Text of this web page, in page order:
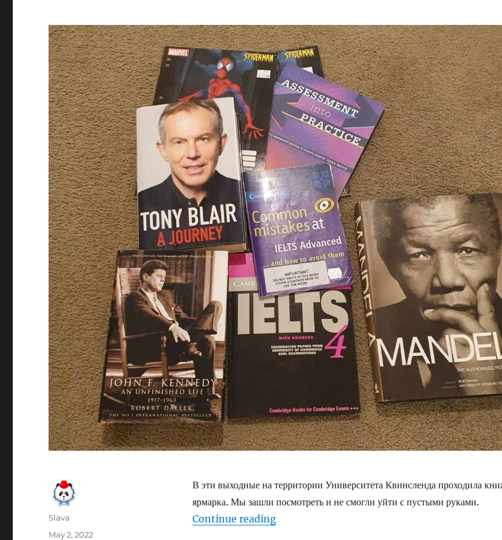
В эти выходные на территории Университета Квинсленда проходила
ярмарка. Мы зашли посмотреть и не смогли уйти с пустыми руками.
Continue reading“Закупаемся на книжной ярмарке”
Author
Slava
Posted
May 2, 2022